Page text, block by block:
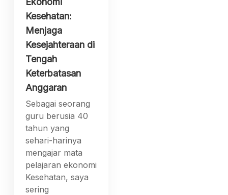
Kesehatan:
Menjaga
Kesejahteraan di
Tengah
Keterbatasan
Anggaran
Sebagai seorang
guru berusia 40
tahun yang
sehari-harinya
mengajar mata
pelajaran ekonomi
Kesehatan, saya
sering